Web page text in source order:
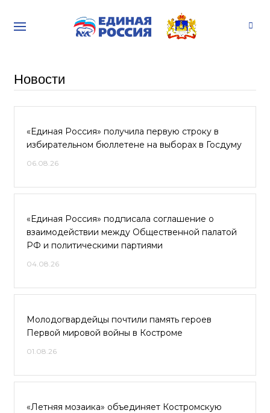
Новости
«Единая Россия» получила первую строку в
избирательном бюллетене на выборах в Госдуму
06.08.26
«Единая Россия» подписала соглашение о
взаимодействии между Общественной палатой
РФ и политическими партиями
04.08.26
Молодогвардейцы почтили память героев
Первой мировой войны в Костроме
01.08.26
«Летняя мозаика» объединяет Костромскую